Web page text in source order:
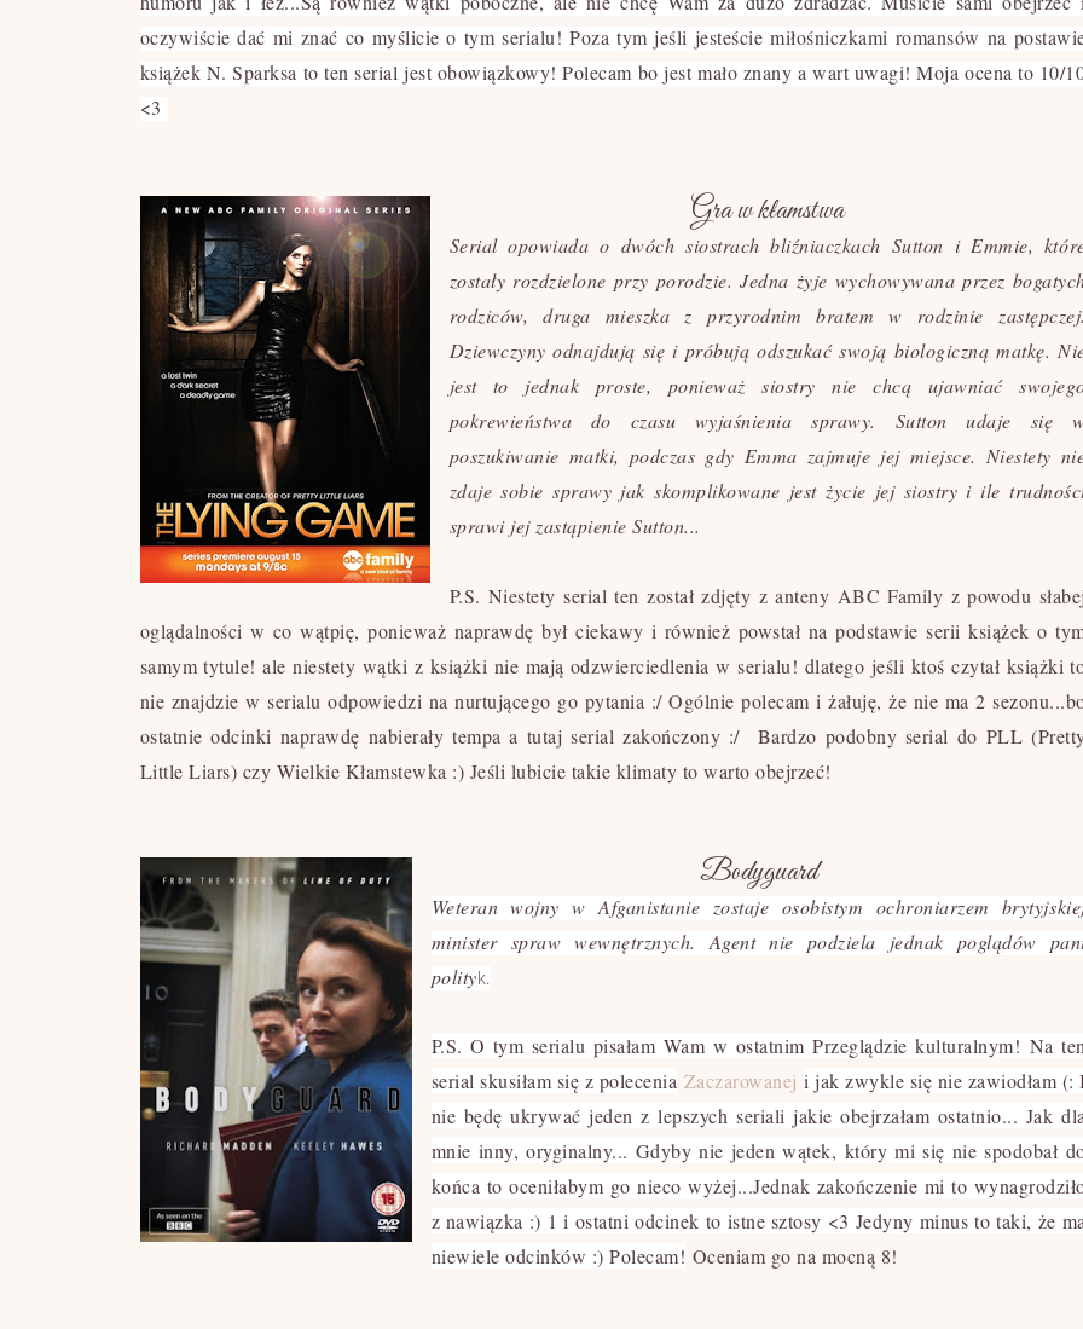
oczywiście dać mi znać co myślicie o tym serialu! Poza tym jeśli jesteście miłośniczkami romansów na
książek N. Sparksa to ten serial jest obowiązkowy! Polecam bo jest mało znany a wart uwagi! Moja ocena to 10/
<3
Gra w kłamstwa
Serial opowiada o dwóch siostrach bliźniaczkach Sutton i Emmie,
zostały rozdzielone przy porodzie. Jedna żyje wychowywana przez
rodziców, druga mieszka z przyrodnim bratem w rodzinie zastępczej.
Dziewczyny odnajdują się i próbują odszukać swoją biologiczną matkę.
jest to jednak proste, ponieważ siostry nie chcą ujawniać
pokrewieństwa do czasu wyjaśnienia sprawy. Sutton udaje się
poszukiwanie matki, podczas gdy Emma zajmuje jej miejsce. Niestety
zdaje sobie sprawy jak skomplikowane jest życie jej siostry i ile
sprawi jej zastąpienie Sutton...
P.S. Niestety serial ten został zdjęty z anteny ABC Family z powodu słabej
oglądalności w co wątpię, ponieważ naprawdę był ciekawy i również powstał na podstawie serii książek o
samym tytule! ale niestety wątki z książki nie mają odzwierciedlenia w serialu! dlatego jeśli ktoś czytał książki
nie znajdzie w serialu odpowiedzi na nurtującego go pytania :/ Ogólnie polecam i żałuję, że nie ma 2
ostatnie odcinki naprawdę nabierały tempa a tutaj serial zakończony :/ Bardzo podobny serial do PLL
Little Liars) czy Wielkie Kłamstewka :) Jeśli lubicie takie klimaty to warto obejrzeć!
Bodyguard
Weteran wojny w Afganistanie zostaje osobistym ochroniarzem
minister spraw wewnętrznych. Agent nie podziela jednak poglądów
polityk.
P.S. O tym serialu pisałam Wam w ostatnim Przeglądzie kulturalnym! Na ten
serial skusiłam się z polecenia Zaczarowanej i jak zwykle się nie zawiodłam (:
nie będę ukrywać jeden z lepszych seriali jakie obejrzałam ostatnio... Jak dla
mnie inny, oryginalny... Gdyby nie jeden wątek, który mi się nie spodobał
końca to oceniłabym go nieco wyżej...Jednak zakończenie mi to
z nawiązka :) 1 i ostatni odcinek to istne sztosy <3 Jedyny minus to taki, że ma
niewiele odcinków :) Polecam! Oceniam go na mocną 8!